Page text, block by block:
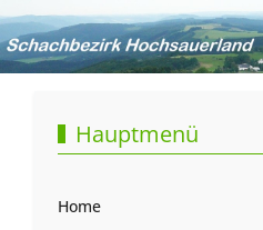
Hauptmenü
Home